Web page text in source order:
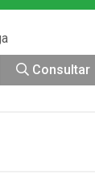
Consultar